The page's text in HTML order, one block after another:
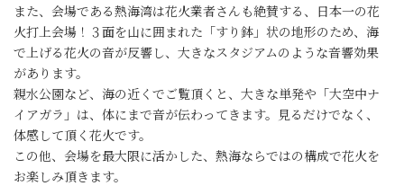
また、会場である熱海湾は花火業者さんも絶賛する、日本一の花
火打上会場！３面を山に囲まれた「すり鉢」状の地形のため、海
で上げる花火の音が反響し、大きなスタジアムのような音響効果
があります。
親水公園など、海の近くでご覧頂くと、大きな単発や「大空中ナ
イアガラ」は、体にまで音が伝わってきます。見るだけでなく、
体感して頂く花火です。
この他、会場を最大限に活かした、熱海ならではの構成で花火を
お楽しみ頂きます。